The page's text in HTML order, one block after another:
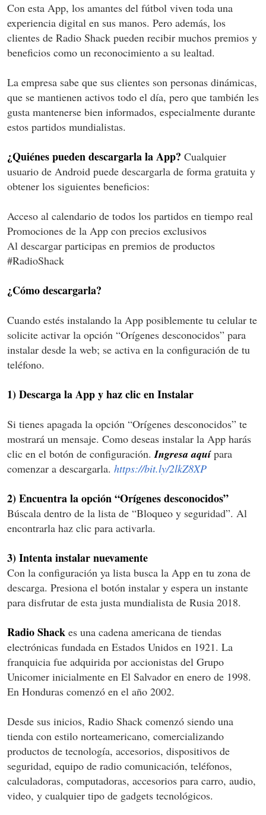
Con esta App, los amantes del fútbol viven toda una
experiencia digital en sus manos. Pero además, los
clientes de Radio Shack pueden recibir muchos premios y
beneficios como un reconocimiento a su lealtad.
La empresa sabe que sus clientes son personas dinámicas,
que se mantienen activos todo el día, pero que también les
gusta mantenerse bien informados, especialmente durante
estos partidos mundialistas.
¿Quiénes pueden descargarla la App? Cualquier
usuario de Android puede descargarla de forma gratuita y
obtener los siguientes beneficios:
Acceso al calendario de todos los partidos en tiempo real
Promociones de la App con precios exclusivos
Al descargar participas en premios de productos
#RadioShack
¿Cómo descargarla?
Cuando estés instalando la App posiblemente tu celular te
solicite activar la opción “Orígenes desconocidos” para
instalar desde la web; se activa en la configuración de tu
teléfono.
1) Descarga la App y haz clic en Instalar
Si tienes apagada la opción “Orígenes desconocidos” te
mostrará un mensaje. Como deseas instalar la App harás
clic en el botón de configuración.Ingresa aquípara
comenzar a descargarla. https://bit.ly/2lkZ8XP
2) Encuentra la opción “Orígenes desconocidos”
Búscala dentro de la lista de “Bloqueo y seguridad”. Al
encontrarla haz clic para activarla.
3) Intenta instalar nuevamente
Con la configuración ya lista busca la App en tu zona de
descarga. Presiona el botón instalar y espera un instante
para disfrutar de esta justa mundialista de Rusia 2018.
Radio Shack es una cadena americana de tiendas
electrónicas fundada en Estados Unidos en 1921. La
franquicia fue adquirida por accionistas del Grupo
Unicomer inicialmente en El Salvador en enero de 1998.
En Honduras comenzó en el año 2002.
Desde sus inicios, Radio Shack comenzó siendo una
tienda con estilo norteamericano, comercializando
productos de tecnología, accesorios, dispositivos de
seguridad, equipo de radio comunicación, teléfonos,
calculadoras, computadoras, accesorios para carro, audio,
video, y cualquier tipo de gadgets tecnológicos.